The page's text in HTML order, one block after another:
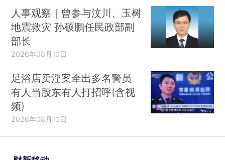
人事观察｜曾参与汶川、玉树
地震救灾 孙硕鹏任民政部副
部长
2026年08月10日
足浴店卖淫案牵出多名警员
有人当股东有人打招呼(含视
频)
2026年08月10日